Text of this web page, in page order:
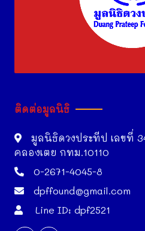
ติดต่อมูลนิธิ
มูลนิธิดวงประทีป เลขที่
คลองเตย กทม.10110
0-2671-4045-8
dpffound@gmail.com
Line ID: dpf2521